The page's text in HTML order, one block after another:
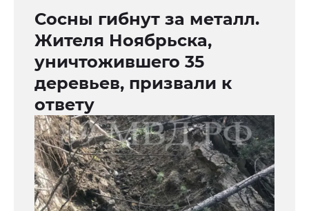
Сосны гибнут за металл.
Жителя Ноябрьска,
уничтожившего 35
деревьев, призвали к
ответу